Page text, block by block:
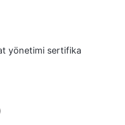
yönetimi sertifika